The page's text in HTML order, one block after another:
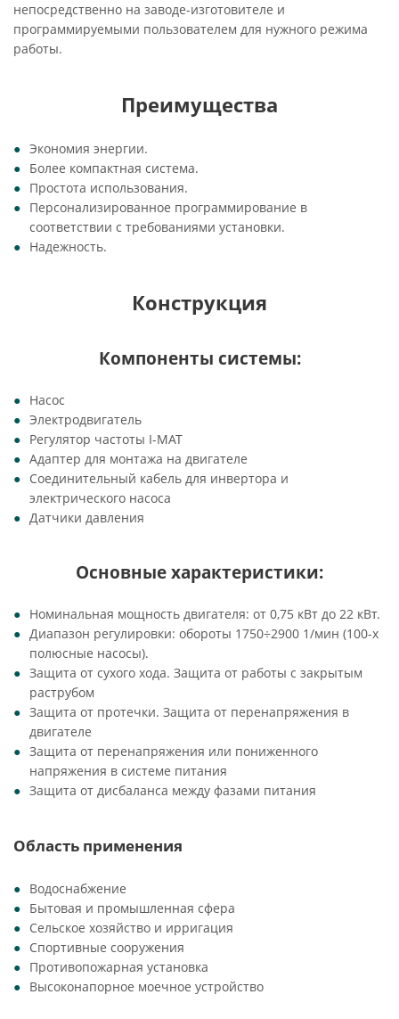
непосредственно на заводе-изготовителе и
программируемыми пользователем для нужного режима
работы.
Преимущества
Экономия энергии.
Более компактная система.
Простота использования.
Персонализированное программирование в
соответствии с требованиями установки.
Надежность.
Конструкция
Компоненты системы:
Насос
Электродвигатель
Регулятор частоты I-MAT
Адаптер для монтажа на двигателе
Соединительный кабель для инвертора и
электрического насоса
Датчики давления
Основные характеристики:
Номинальная мощность двигателя: от 0,75 кВт до 22 кВт.
Диапазон регулировки: обороты 1750÷2900 1/мин (100-х
полюсные насосы).
Защита от сухого хода. Защита от работы с закрытым
раструбом
Защита от протечки. Защита от перенапряжения в
двигателе
Защита от перенапряжения или пониженного
напряжения в системе питания
Защита от дисбаланса между фазами питания
Область применения
Водоснабжение
Бытовая и промышленная сфера
Сельское хозяйство и ирригация
Спортивные сооружения
Противопожарная установка
Высоконапорное моечное устройство